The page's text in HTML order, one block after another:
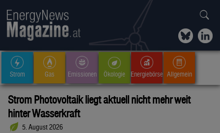
Strom Gas Emissionen Ökologie Energiebörse Allgemein
Strom Photovoltaik liegt aktuell nicht mehr weit
hinter Wasserkraft
5. August 2026